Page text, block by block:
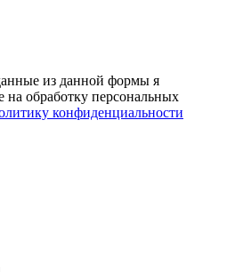
из данной формы я
на обработку персональных
конфиденциальности